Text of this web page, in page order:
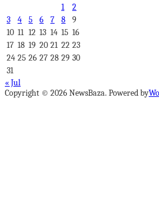
1
2
3
4 5 6 7 8
9
10 11 12 13 14 15 16
17 18 19 20 21 22 23
24 25 26 27 28 29 30
31
« Jul
Copyright © 2026 NewsBaza. Powered by